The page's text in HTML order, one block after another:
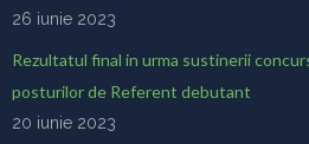
26 iunie 2023
Rezultatul final in urma sustinerii
posturilor de Referent debutant
20 iunie 2023